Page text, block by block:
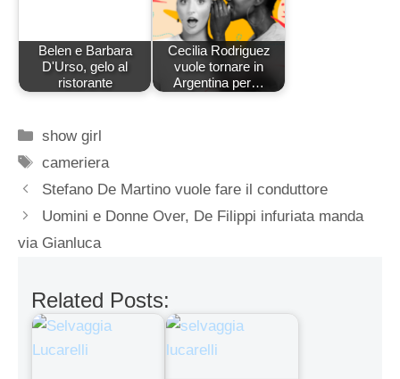
Belen e Barbara
D'Urso, gelo al
ristorante
Cecilia Rodriguez
vuole tornare in
Argentina per…
Categorie
show girl
Tag
cameriera
Stefano De Martino vuole fare il conduttore
Uomini e Donne Over, De Filippi infuriata manda
via Gianluca
Related Posts: